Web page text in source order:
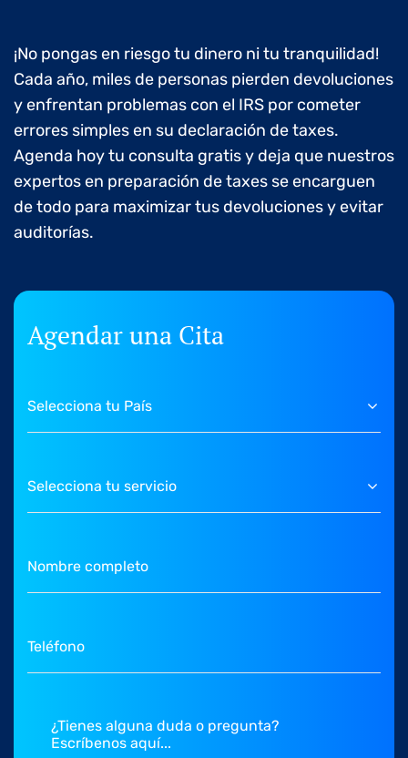
¡No pongas en riesgo tu dinero ni tu tranquilidad!
Cada año, miles de personas pierden devoluciones
y enfrentan problemas con el IRS por cometer
errores simples en su declaración de taxes.
Agenda hoy tu consulta gratis y deja que nuestros
expertos en preparación de taxes se encarguen
de todo para maximizar tus devoluciones y evitar
auditorías.
Agendar una Cita
Selecciona tu País
Selecciona tu servicio